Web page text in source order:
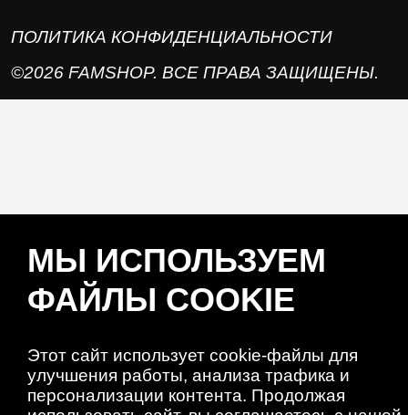
ПОЛИТИКА КОНФИДЕНЦИАЛЬНОСТИ
©2026 FAMSHOP. ВСЕ ПРАВА ЗАЩИЩЕНЫ.
МЫ ИСПОЛЬЗУЕМ
ФАЙЛЫ COOKIE
Этот сайт использует cookie-файлы для
улучшения работы, анализа трафика и
персонализации контента. Продолжая